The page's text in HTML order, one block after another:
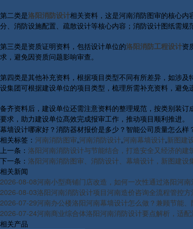
第二类是洛阳消防设计相关资料，这是河南消防图审的核心
分、消防设施配置、疏散设计等核心内容；消防设计图纸需
第三类是资质证明资料，包括设计单位的洛阳消防工程设计资
求，避免因资质问题影响审查。
第四类是其他补充资料，根据项目类型不同有所差异，如涉
设集团可根据建设单位的项目类型，梳理所需补充资料，避免
备齐资料后，建设单位还需注意资料的整理规范，按类别装
要求，助力建设单位髙效完成报审工作，推动项目顺利推进。
幕墙设计哪家好？消防器材报价是多少？智能公司质量怎么
相关标签： 河南消防图审,河南消防设计,河南幕墙设计,新图建
上一条： 洛阳河南消防设计与节能结合，打造安全又经济的建
下一条： 洛阳河南消防图审、消防设计、幕墙设计，新图建设
相关新闻
2026-08-08河南小型商铺门店改造，如何一次性通过洛阳河南
2026-08-03洛阳河南消防设计项目河南造价咨询全流程管控
2026-07-29河南办公楼洛阳河南幕墙设计怎么做？兼顾节能
2026-07-24河南商业综合体洛阳河南消防设计要点解析，适
相关产品